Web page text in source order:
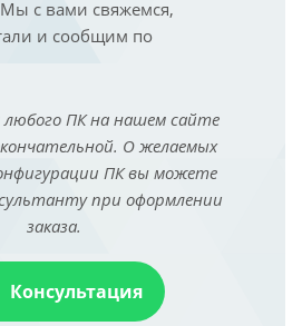
с вами свяжемся,
и сообщим по
любого ПК на нашем сайте
О желаемых
ПК вы можете
при оформлении
заказа.
Консультация